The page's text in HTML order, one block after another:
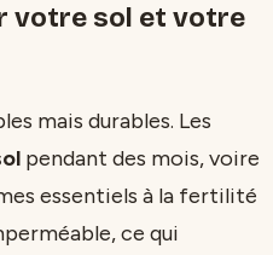
votre sol et votre
mais durables. Les
pendant des mois, voire
essentiels à la fertilité
ce qui